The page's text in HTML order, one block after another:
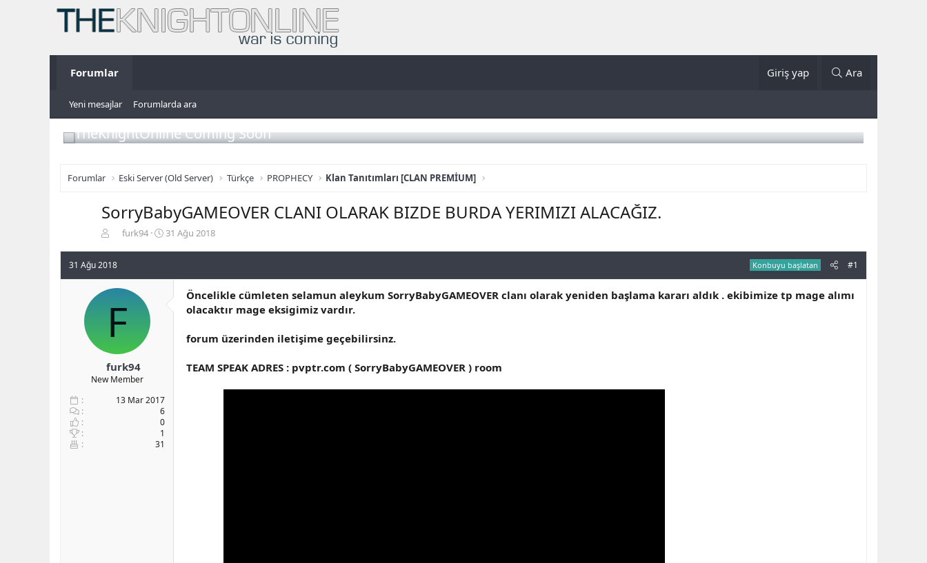
Forumlar Giriş yap Ara
Yeni mesajlar Forumlarda ara
TheKnightOnline Coming Soon
Forumlar Eski Server (Old Server) Türkçe PROPHECY Klan Tanıtımları [CLAN PREMİUM]
SorryBabyGAMEOVER CLANI OLARAK BIZDE BURDA YERIMIZI ALACAĞIZ.
b
u
u
b
l
a
t
furk94
B
a
31 Ağu 2018
31 Ağu 2018 Konbuyu başlatan #1
F
furk94
New Member
13 Mar 2017
6
0
1
31
Öncelikle cümleten selamun aleykum SorryBabyGAMEOVER clanı olarak yeniden başlama kararı aldık . ekibimize tp mage alımı
olacaktır mage eksigimiz vardır.
forum üzerinden iletişime geçebilirsinz.
TEAM SPEAK ADRES : pvptr.com ( SorryBabyGAMEOVER ) room